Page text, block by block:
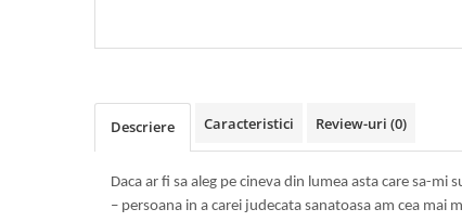
Descriere Caracteristici Review-uri (0)
Daca ar fi sa aleg pe cineva din lumea asta care sa-mi
– persoana in a carei judecata sanatoasa am cea mai